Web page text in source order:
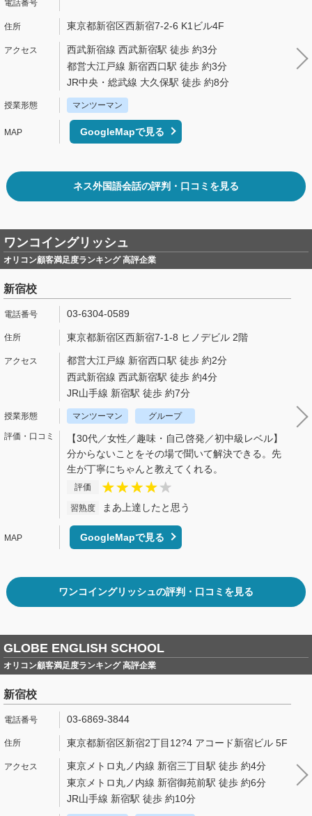
東京都新宿区西新宿7-2-6 K1ビル4F
西武新宿線 西武新宿駅 徒歩 約3分
都営大江戸線 新宿西口駅 徒歩 約3分
JR中央・総武線 大久保駅 徒歩 約8分
マンツーマン
GoogleMapで見る
ネス外国語会話の評判・口コミを見る
ワンコイングリッシュ
オリコン顧客満足度ランキング 高評企業
新宿校
03-6304-0589
東京都新宿区西新宿7-1-8 ヒノデビル 2階
都営大江戸線 新宿西口駅 徒歩 約2分
西武新宿線 西武新宿駅 徒歩 約4分
JR山手線 新宿駅 徒歩 約7分
マンツーマン グループ
【30代／女性／趣味・自己啓発／初中級レベル】
分からないことをその場で聞いて解決できる。先
生が丁寧にちゃんと教えてくれる。
評価
習熟度 まあ上達したと思う
GoogleMapで見る
ワンコイングリッシュの評判・口コミを見る
GLOBE ENGLISH SCHOOL
オリコン顧客満足度ランキング 高評企業
新宿校
03-6869-3844
東京都新宿区新宿2丁目12?4 アコード新宿ビル 5F
東京メトロ丸ノ内線 新宿三丁目駅 徒歩 約4分
東京メトロ丸ノ内線 新宿御苑前駅 徒歩 約6分
JR山手線 新宿駅 徒歩 約10分